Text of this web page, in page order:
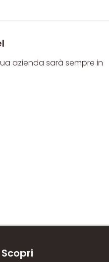
azienda sarà sempre in
Scopri